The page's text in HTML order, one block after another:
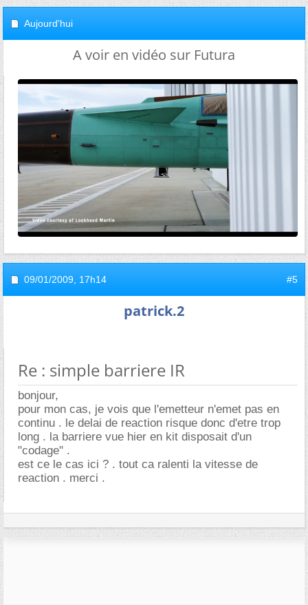
Aujourd'hui
A voir en vidéo sur Futura
09/01/2009, 17h14 #5
patrick.2
Re : simple barriere IR
bonjour,
pour mon cas, je vois que l'emetteur n'emet pas en
continu . le delai de reaction risque donc d'etre trop
long . la barriere vue hier en kit disposait d'un
"codage" .
est ce le cas ici ? . tout ca ralenti la vitesse de
reaction . merci .